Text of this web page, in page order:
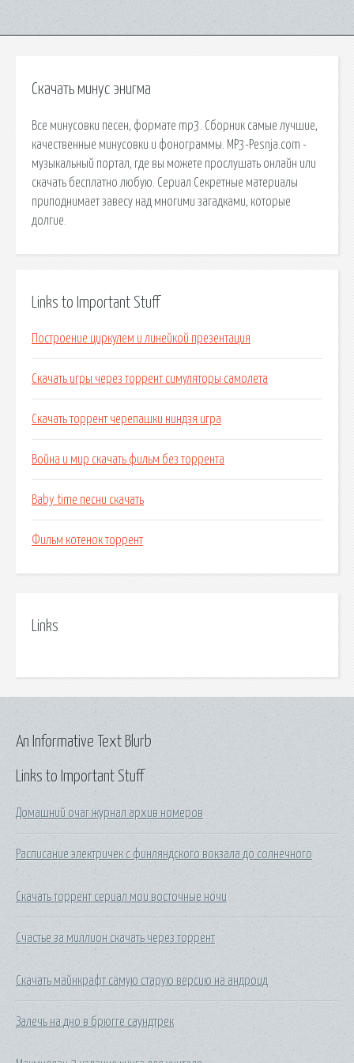
Скачать минус энигма
Все минусовки песен, формате mp3. Сборник самые лучшие,
качественные минусовки и фонограммы. MP3-Pesnja.com -
музыкальный портал, где вы можете прослушать онлайн или
скачать бесплатно любую. Сериал Секретные материалы
приподнимает завесу над многими загадками, которые
долгие.
Links to Important Stuff
Построение циркулем и линейкой презентация
Скачать игры через торрент симуляторы самолета
Скачать торрент черепашки ниндзя игра
Война и мир скачать фильм без торрента
Baby time песни скачать
Фильм котенок торрент
Links
Links to Important Stuff
Домашний очаг журнал архив номеров
Расписание электричек с финляндского вокзала до солнечного
Скачать торрент сериал мои восточные ночи
Счастье за миллион скачать через торрент
Скачать майнкрафт самую старую версию на андроид
Залечь на дно в брюгге саундтрек
An Informative Text Blurb